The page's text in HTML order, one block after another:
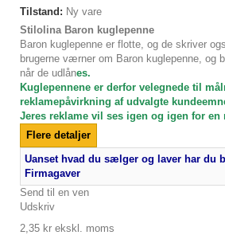
Tilstand: Ny vare
Stilolina Baron kuglepenne
Baron kuglepenne er flotte, og de skriver
brugerne værner om Baron kuglepenne, og
når de udlånes.
Kuglepennene er derfor velegnede til
reklamepåvirkning af udvalgte
Jeres reklame vil ses igen og igen for
Flere detaljer
Uanset hvad du sælger og laver har du
Firmagaver
Send til en ven
Udskriv
2,35 kr ekskl. moms